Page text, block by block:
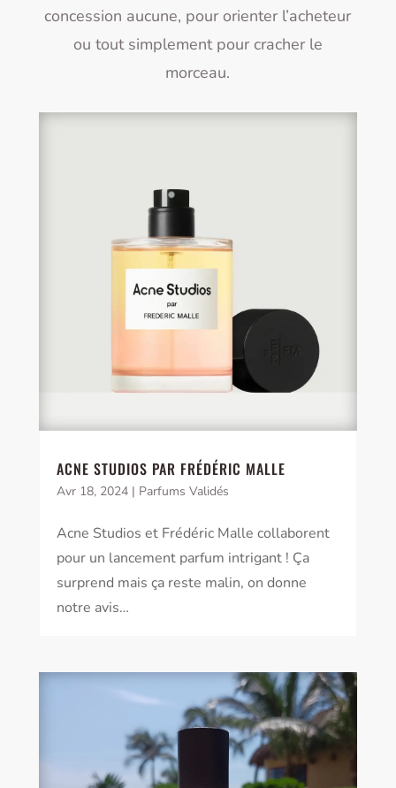
concession aucune, pour orienter l’acheteur
ou tout simplement pour cracher le
morceau.
ACNE STUDIOS PAR FRÉDÉRIC MALLE
Avr 18, 2024| Parfums Validés
Acne Studios et Frédéric Malle collaborent
pour un lancement parfum intrigant ! Ça
surprend mais ça reste malin, on donne
notre avis…